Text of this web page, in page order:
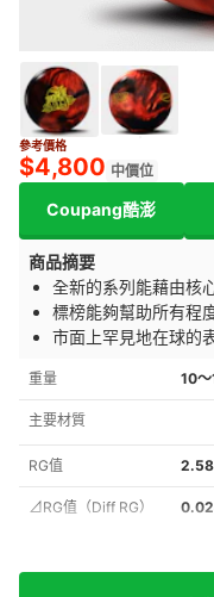
參考價格
$4,800 中價位
Coupang酷澎
商品摘要
全新的系列能藉由核
標榜能夠幫助所有程
市面上罕見地在球的
重量 10
主要材質
RG值 2.58
⊿RG值（Diff RG）